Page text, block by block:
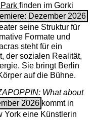
finden im Gorki
Dezember 2026
seine Struktur für
Formate und
steht für ein
der sozialen Realität,
Sie bringt Berlin
auf die Bühne.
What about
2026 kommt in
York eine Künstlerin